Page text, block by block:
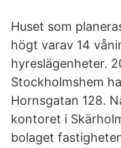
Huset som
högt varav 14
hyreslägenheter.
Stockholmshem
Hornsgatan 128.
kontoret i
bolaget